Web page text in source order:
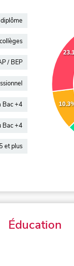
/ BEP
Bac +4
Bac +4
et plus
Éducation